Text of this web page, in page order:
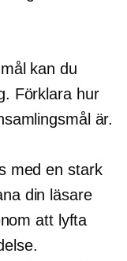
kan du
Förklara hur
är.
med en stark
din läsare
att lyfta